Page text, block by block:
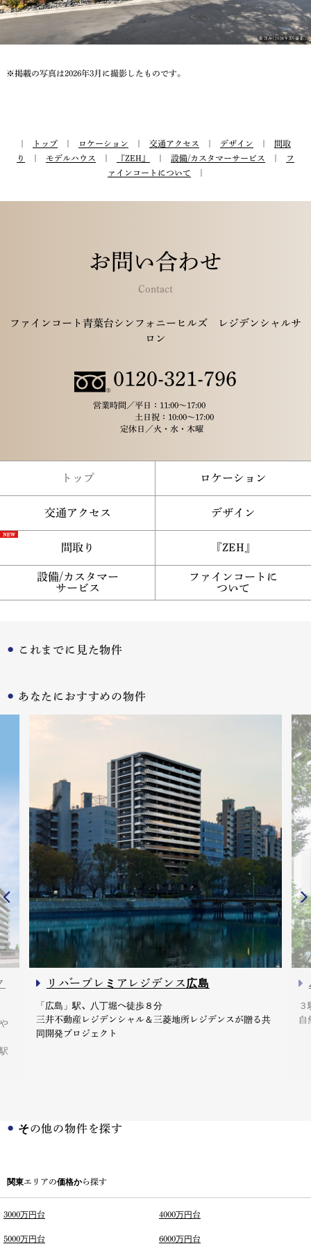
※掲載の写真は2026年3月に撮影したものです。
トップ ロケーション 交通アクセス デザイン
間取
り
モデルハウス 『ZEH』 設備/カスタマーサービス
フ
ァインコートについて
お問い合わせ
Contact
ファインコート青葉台シンフォニーヒルズ レジデンシャルサ
ロン
0120-321-796
営業時間／平日：11:00～17:00
土日祝：10:00～17:00
定休日／火・水・木曜
トップ ロケーション
交通アクセス デザイン
間取り 『ZEH』
設備/カスタマー
サービス
ファインコートに
ついて
これまでに見た物件
あなたにおすすめの物件
リバープレミアレジデンス広島
「広島」駅、八丁堀へ徒歩８分
三井不動産レジデンシャル＆三菱地所レジデンスが贈る共
同開発プロジェクト
３
自
その他の物件を探す
関東エリアの価格から探す
3000万円台 4000万円台
5000万円台 6000万円台